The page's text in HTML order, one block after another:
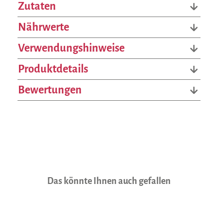
Zutaten
Nährwerte
Verwendungshinweise
Produktdetails
Bewertungen
Produktgalerie überspringen
Das könnte Ihnen auch gefallen